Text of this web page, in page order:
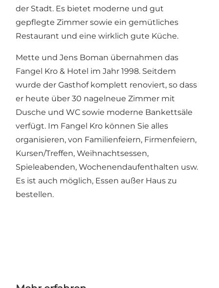
der Stadt. Es bietet moderne und gut
gepflegte Zimmer sowie ein gemütliches
Restaurant und eine wirklich gute Küche.
Mette und Jens Boman übernahmen das
Fangel Kro & Hotel im Jahr 1998. Seitdem
wurde der Gasthof komplett renoviert, so dass
er heute über 30 nagelneue Zimmer mit
Dusche und WC sowie moderne Bankettsäle
verfügt. Im Fangel Kro können Sie alles
organisieren, von Familienfeiern, Firmenfeiern,
Kursen/Treffen, Weihnachtsessen,
Spieleabenden, Wochenendaufenthalten usw.
Es ist auch möglich, Essen außer Haus zu
bestellen.